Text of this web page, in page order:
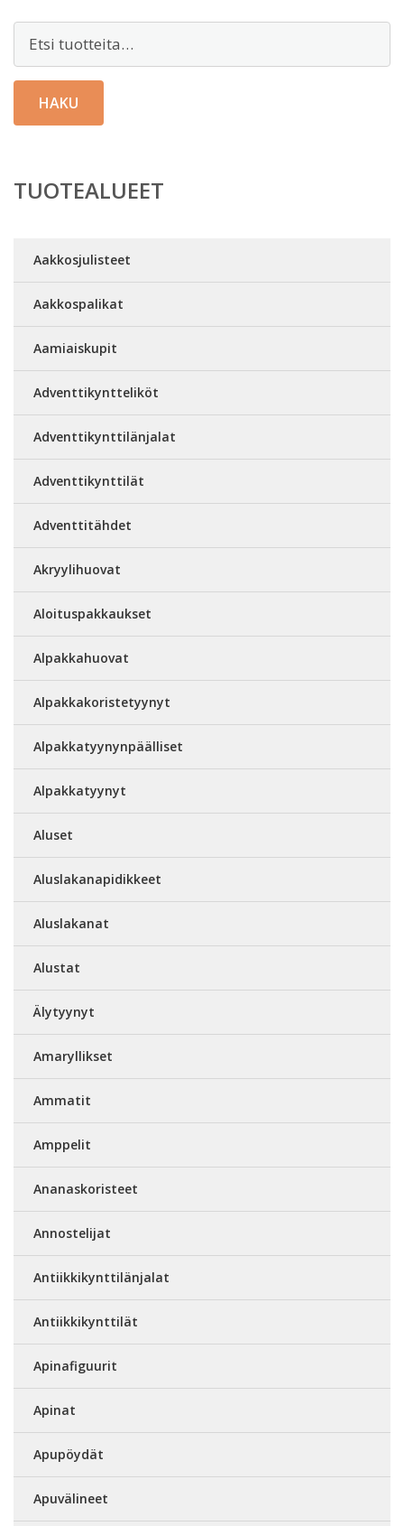
Etsi:
HAKU
TUOTEALUEET
Aakkosjulisteet
Aakkospalikat
Aamiaiskupit
Adventtikyntteliköt
Adventtikynttilänjalat
Adventtikynttilät
Adventtitähdet
Akryylihuovat
Aloituspakkaukset
Alpakkahuovat
Alpakkakoristetyynyt
Alpakkatyynynpäälliset
Alpakkatyynyt
Aluset
Aluslakanapidikkeet
Aluslakanat
Alustat
Älytyynyt
Amaryllikset
Ammatit
Amppelit
Ananaskoristeet
Annostelijat
Antiikkikynttilänjalat
Antiikkikynttilät
Apinafiguurit
Apinat
Apupöydät
Apuvälineet